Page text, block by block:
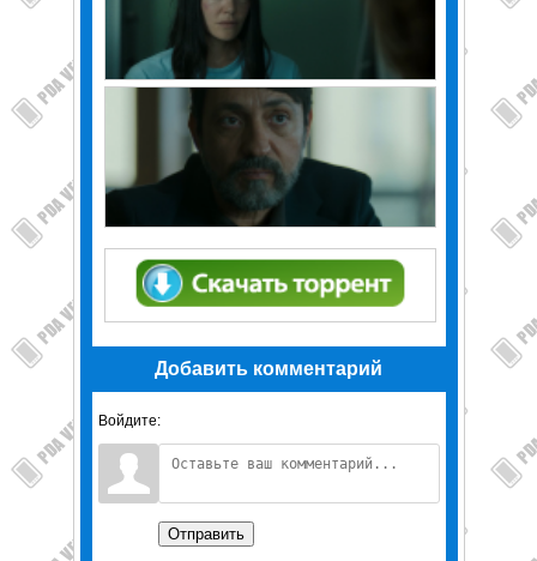
Добавить комментарий
Войдите:
Отправить